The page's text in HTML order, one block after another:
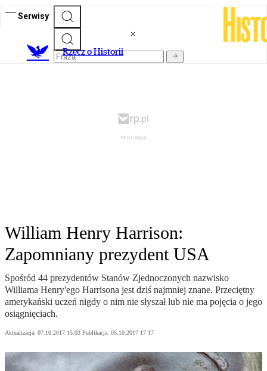
Serwisy
Rzecz o Historii
William Henry Harrison:
Zapomniany prezydent USA
Spośród 44 prezydentów Stanów Zjednoczonych nazwisko
Williama Henry'ego Harrisona jest dziś najmniej znane. Przeciętny
amerykański uczeń nigdy o nim nie słyszał lub nie ma pojęcia o jego
osiągnięciach.
Aktualizacja: 07.10.2017 15:03 Publikacja: 05.10.2017 17:17